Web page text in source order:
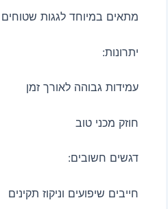
מתאים במיוחד לגגות
יתרונות:
עמידות גבוהה לאורך זמן
חוזק מכני טוב
דגשים חשובים:
חייבים שיפועים וניקוז תקינים